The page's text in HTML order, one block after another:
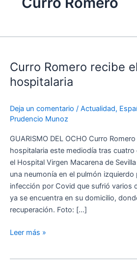
Curro Romero recibe
hospitalaria
Deja un comentario / Actualidad,
Prudencio Munoz
GUARISMO DEL OCHO Curro
hospitalaria este mediodía tras
el Hospital Virgen Macarena de
una neumonía en el pulmón
infección por Covid que sufrió varios
ya se encuentra en su domicilio,
recuperación. Foto: […]
recibe
el
Leer más »